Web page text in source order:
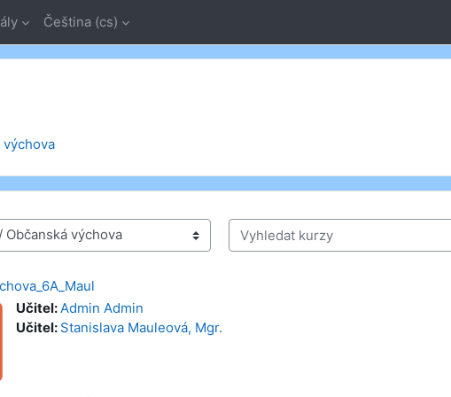
Čeština ‎(cs)‎
výchova
Vyhledat kurzy
Učitel: Admin Admin
Učitel: Stanislava Mauleová, Mgr.